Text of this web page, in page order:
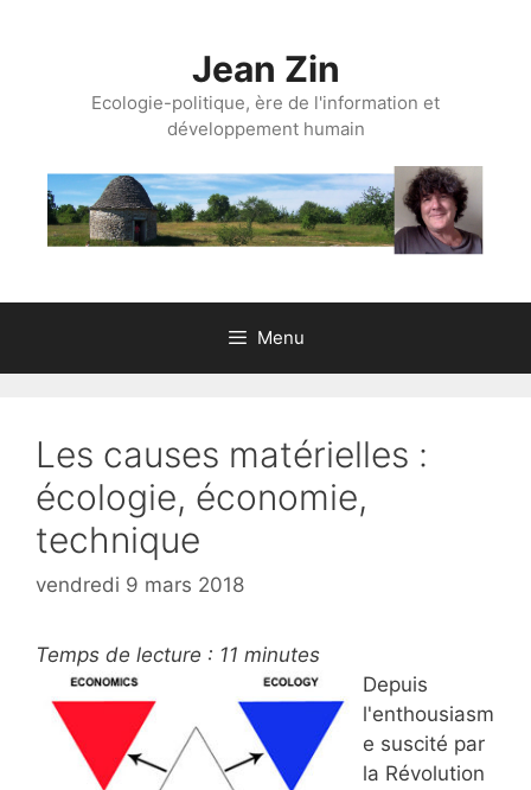
Jean Zin
Ecologie-politique, ère de l'information et
développement humain
Menu
Les causes matérielles :
écologie, économie,
technique
vendredi 9 mars 2018
Temps de lecture : 11 minutes
Depuis
l'enthousiasm
e suscité par
la Révolution